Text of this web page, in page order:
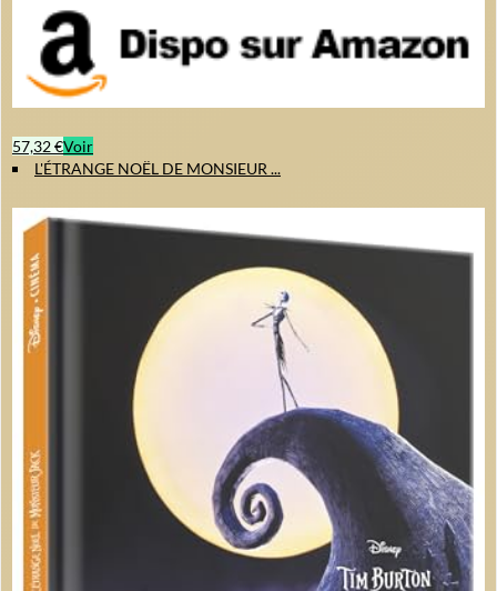
57,32 €Voir
L'ÉTRANGE NOËL DE MONSIEUR ...